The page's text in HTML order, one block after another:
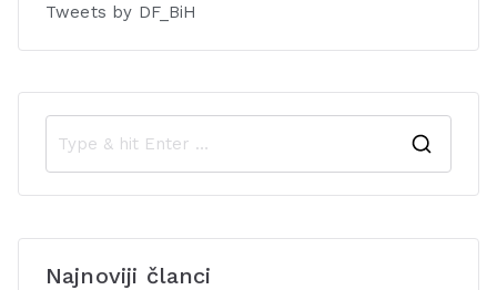
Tweets by DF_BiH
Najnoviji članci